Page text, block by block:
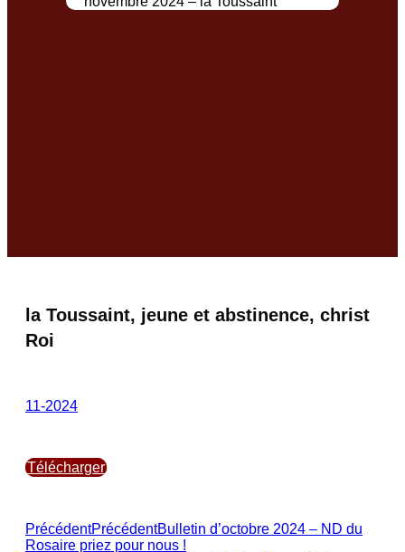
la Toussaint, jeune et abstinence, christ
Roi
11-2024
Télécharger
PrécédentPrécédentBulletin d’octobre 2024 – ND du
Rosaire priez pour nous !